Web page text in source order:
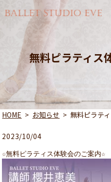
無料ピラティス
HOME お知らせ 無料ピラテ
2023/10/04
☆無料ピラティス体験会のご案内☆